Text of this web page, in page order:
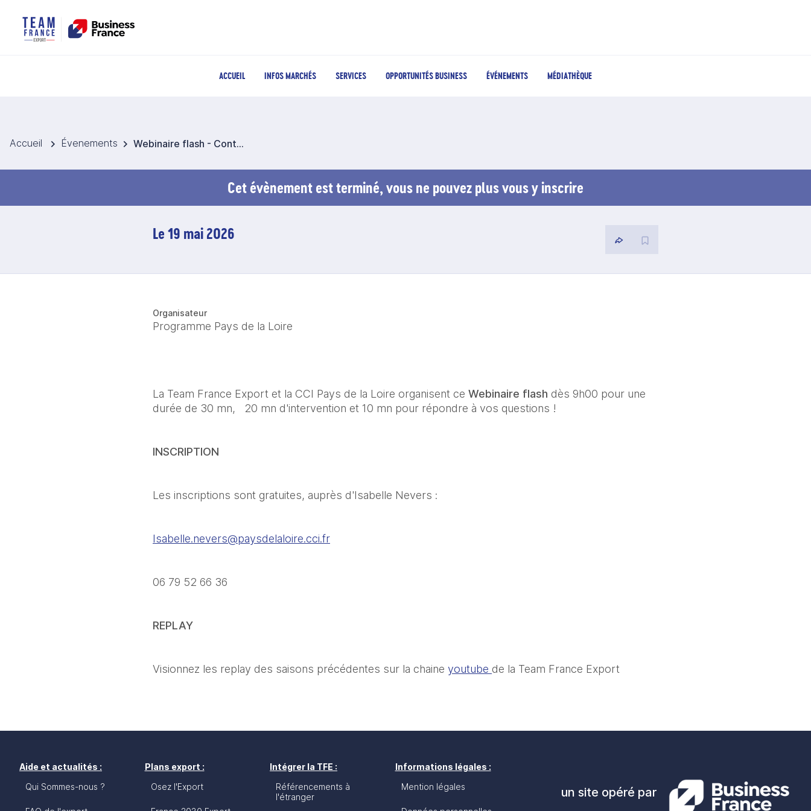
ACCUEIL INFOS MARCHÉS SERVICES OPPORTUNITÉS BUSINESS ÉVÉNEMENTS MÉDIATHÈQUE
Accueil Évenements Webinaire flash - Contrats commerciaux à l’International
Cet évènement est terminé, vous ne pouvez plus vous y inscrire
Le 19 mai 2026
Organisateur
Programme Pays de la Loire
La Team France Export et la CCI Pays de la Loire organisent ce Webinaire flash dès 9h00 pour une
durée de 30 mn,   20 mn d'intervention et 10 mn pour répondre à vos questions !
INSCRIPTION
Les inscriptions sont gratuites, auprès d'Isabelle Nevers :
Isabelle.nevers@paysdelaloire.cci.fr
06 79 52 66 36
REPLAY
Visionnez les replay des saisons précédentes sur la chaine youtube de la Team France Export
Aide et actualités :
Qui Sommes-nous ?
Plans export :
Osez l'Export
Intégrer la TFE :
Référencements à
l'étranger
Informations légales :
Mention légales
un site opéré par